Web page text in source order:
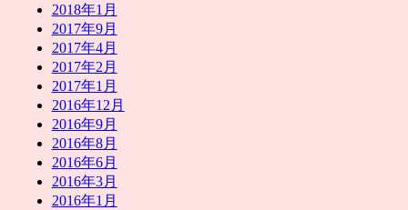
2018年1月
2017年9月
2017年4月
2017年2月
2017年1月
2016年12月
2016年9月
2016年8月
2016年6月
2016年3月
2016年1月